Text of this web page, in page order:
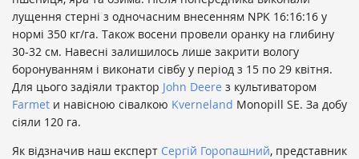
лущення стерні з одночасним внесенням NPK 16:16:16 у
нормі 350 кг/га. Також восени провели оранку на глибину
30-32 см. Навесні залишилось лише закрити вологу
боронуванням і виконати сівбу у період з 15 по 29 квітня.
Для цього задіяли трактор John Deere з культиватором
Farmet и навісною сівалкою Kverneland Monopill SE. За добу
сіяли 120 га.
Як відзначив наш експерт Сергій Горопашний, представник